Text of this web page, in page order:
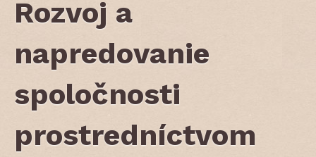
Rozvoj a
napredovanie
spoločnosti
prostredníctvom